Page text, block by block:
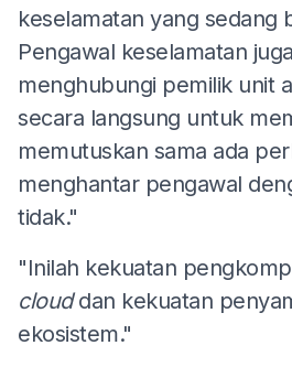
keselamatan yang sedang
Pengawal keselamatan
menghubungi pemilik unit
secara langsung untuk
memutuskan sama ada
menghantar pengawal
tidak."
"Inilah kekuatan
clouddan kekuatan
ekosistem."